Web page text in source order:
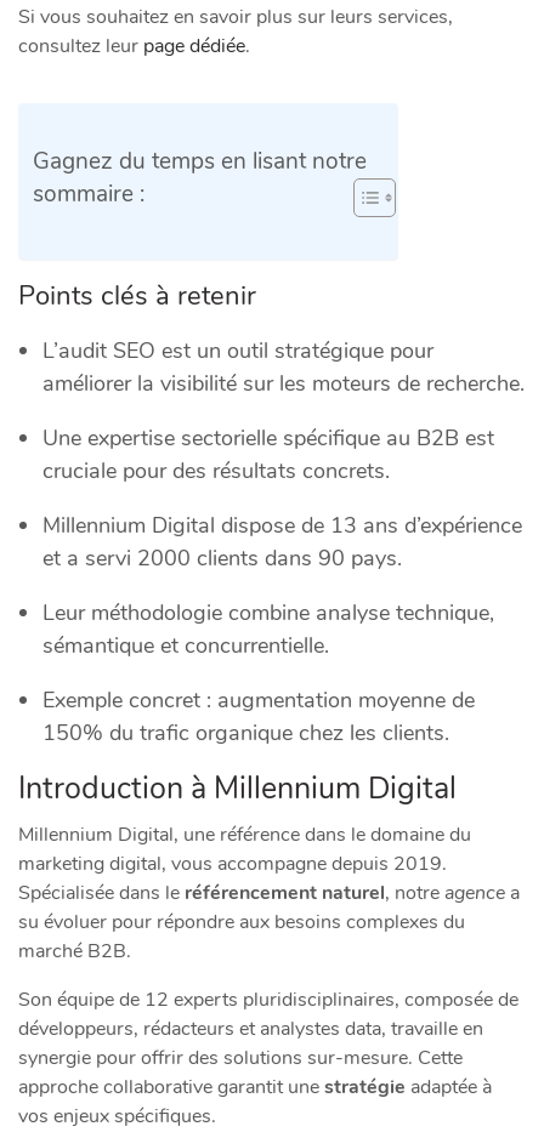
Si vous souhaitez en savoir plus sur leurs services,
consultez leur page dédiée.
Gagnez du temps en lisant notre
sommaire :
Points clés à retenir
L’audit SEO est un outil stratégique pour
améliorer la visibilité sur les moteurs de recherche.
Une expertise sectorielle spécifique au B2B est
cruciale pour des résultats concrets.
Millennium Digital dispose de 13 ans d’expérience
et a servi 2000 clients dans 90 pays.
Leur méthodologie combine analyse technique,
sémantique et concurrentielle.
Exemple concret : augmentation moyenne de
150% du trafic organique chez les clients.
Introduction à Millennium Digital
Millennium Digital, une référence dans le domaine du
marketing digital, vous accompagne depuis 2019.
Spécialisée dans le référencement naturel, notreagence a
su évoluer pour répondre aux besoins complexes du
marché B2B.
Son équipe de 12 experts pluridisciplinaires, composée de
développeurs, rédacteurs et analystes data, travaille en
synergie pour offrir des solutions sur-mesure. Cette
approche collaborative garantit unestratégie adaptée à
vos enjeux spécifiques.